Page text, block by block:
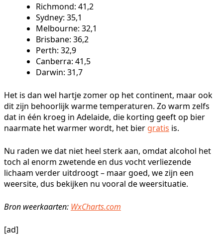
Richmond: 41,2
Sydney: 35,1
Melbourne: 32,1
Brisbane: 36,2
Perth: 32,9
Canberra: 41,5
Darwin: 31,7
Het is dan wel hartje zomer op het continent, maar ook
dit zijn behoorlijk warme temperaturen. Zo warm zelfs
dat in één kroeg in Adelaide, die korting geeft op bier
naarmate het warmer wordt, het bier gratis is.
Nu raden we dat niet heel sterk aan, omdat alcohol het
toch al enorm zwetende en dus vocht verliezende
lichaam verder uitdroogt – maar goed, we zijn een
weersite, dus bekijken nu vooral de weersituatie.
Bron weerkaarten: WxCharts.com
[ad]